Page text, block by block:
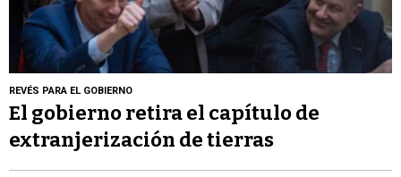
REVÉS PARA EL GOBIERNO
El gobierno retira el capítulo de
extranjerización de tierras